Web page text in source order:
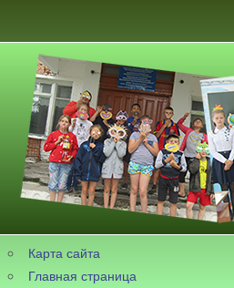
Карта сайта
Главная страница